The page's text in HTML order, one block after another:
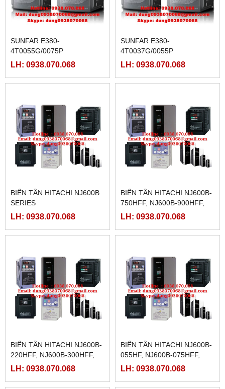
SUNFAR E380-
4T0055G/0075P
LH: 0938.070.068
SUNFAR E380-
4T0037G/0055P
LH: 0938.070.068
BIẾN TẦN HITACHI NJ600B
SERIES
LH: 0938.070.068
BIẾN TẦN HITACHI NJ600B-
750HFF, NJ600B-900HFF,
NJ600B-1100HFF, NJ600B-
LH: 0938.070.068
BIẾN TẦN HITACHI NJ600B-
220HFF, NJ600B-300HFF,
NJ600B-370HFF, NJ600B-
LH: 0938.070.068
BIẾN TẦN HITACHI NJ600B-
055HF, NJ600B-075HFF,
NJ600B-110HFF, NJ600B-
LH: 0938.070.068